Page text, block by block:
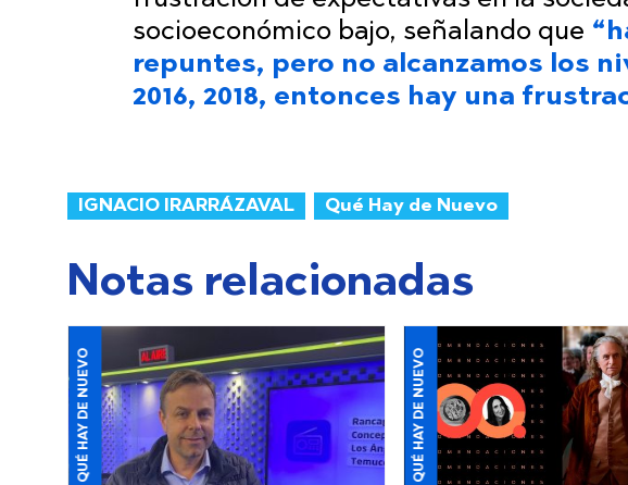
socioeconómico bajo, señalando que
repuntes, pero no alcanzamos los
2016, 2018, entonces hay una
IGNACIO IRARRÁZAVAL Qué Hay de Nuevo
Notas relacionadas
QUÉ HAY DE NUEVO QUÉ HAY DE NUEVO